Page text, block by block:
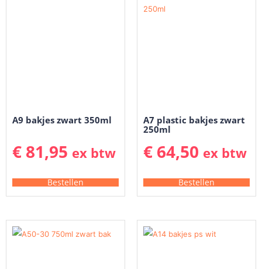
A9 bakjes zwart 350ml
€ 81,95 ex btw
Bestellen
A7 plastic bakjes zwart
250ml
€ 64,50 ex btw
Bestellen